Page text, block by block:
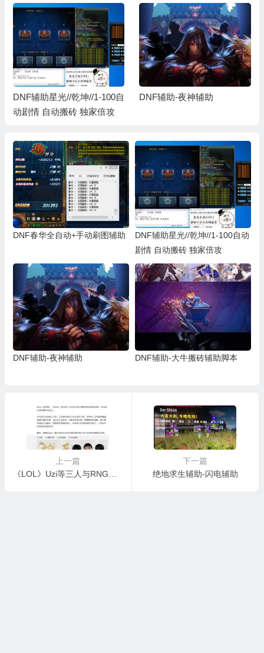
DNF辅助星光//乾坤//1-100自
动剧情 自动搬砖 独家倍攻
DNF辅助-夜神辅助
DNF春华全自动+手动刷图辅助
DNF辅助星光//乾坤//1-100自动
剧情 自动搬砖 独家倍攻
DNF辅助-夜神辅助 DNF辅助-大牛搬砖辅助脚本
上一篇
下一篇
绝地求生辅助-闪电辅助